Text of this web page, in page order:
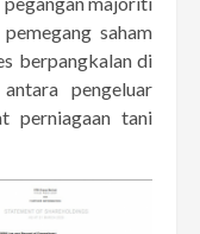
saham
berpangkalan di
pengeluar
perniagaan tani